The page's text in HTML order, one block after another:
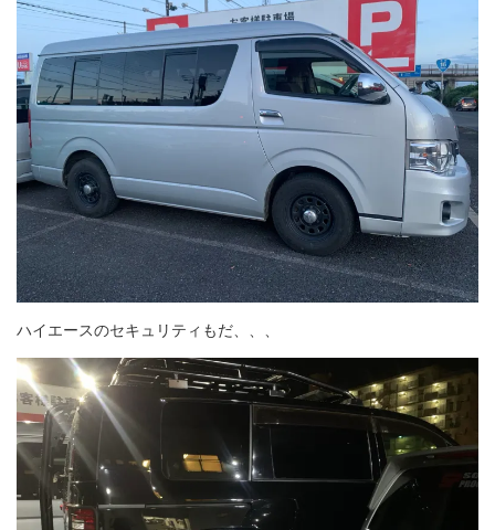
ハイエースのセキュリティもだ、、、